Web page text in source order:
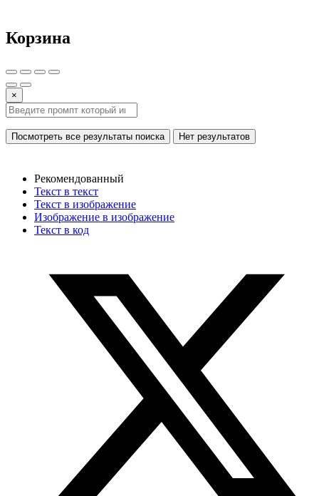
Корзина
×
Посмотреть все результаты поиска Нет результатов
Рекомендованный
Текст в текст
Текст в изображение
Изображение в изображение
Текст в код